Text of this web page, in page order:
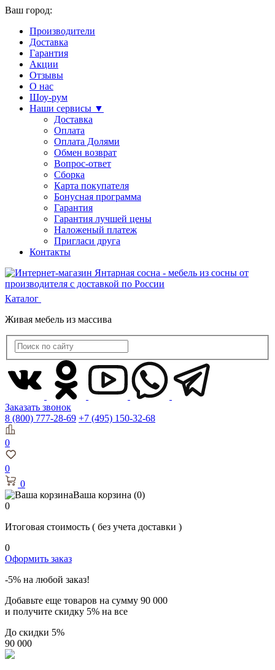
Ваш город:
Производители
Доставка
Гарантия
Акции
Отзывы
О нас
Шоу-рум
Наши сервисы ▼
Доставка
Оплата
Оплата Долями
Обмен возврат
Вопрос-ответ
Сборка
Карта покупателя
Бонусная программа
Гарантия
Гарантия лучшей цены
Наложеный платеж
Пригласи друга
Контакты
Каталог
Живая мебель из массива
Заказать звонок
8 (800) 777-28-69 +7 (495) 150-32-68
0
0
0
Ваша корзина (0)
0
Итоговая стоимость ( без учета доставки )
0
Оформить заказ
-5% на любой заказ!
Добавьте еще товаров на сумму 90 000
и получите скидку 5% на все
До скидки 5%
90 000